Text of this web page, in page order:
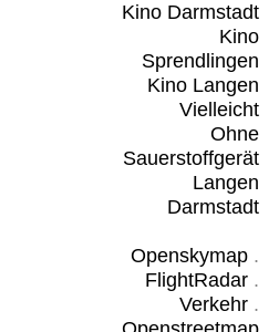
Kino Darmstadt
Kino
Sprendlingen
Kino Langen
Vielleicht
Ohne
Sauerstoffgerät
Langen
Darmstadt
Openskymap.
FlightRadar.
Verkehr.